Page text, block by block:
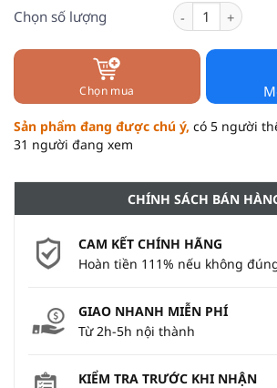
Chọn số lượng Hồng Sâm
Chọn mua
Sản phẩm đang được chú ý, có 5 người
31 người đang xem
CHÍNH SÁCH BÁN
CAM KẾT CHÍNH HÃNG
Hoàn tiền 111% nếu không
GIAO NHANH MIỄN PHÍ
Từ 2h-5h nội thành
KIỂM TRA TRƯỚC KHI NHẬN